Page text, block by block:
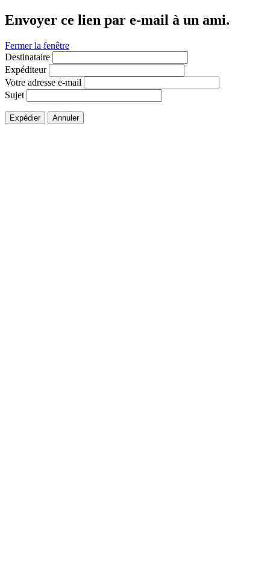
Envoyer ce lien par e-mail à un ami.
Fermer la fenêtre
Destinataire
Expéditeur
Votre adresse e-mail
Sujet
Expédier Annuler